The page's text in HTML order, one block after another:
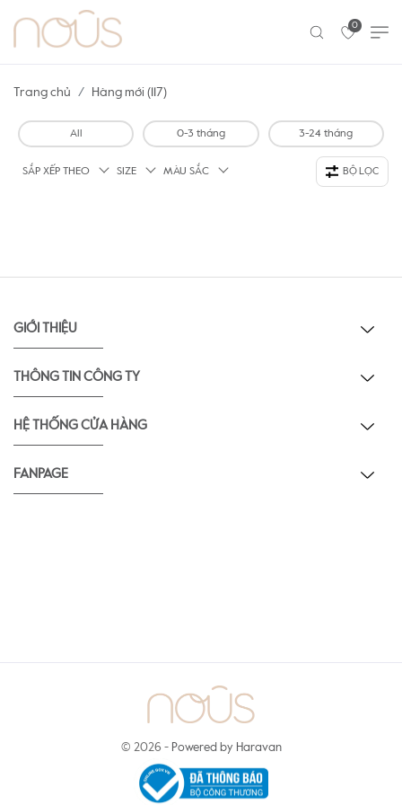
0
Trang chủ Hàng mới (117)
All 0-3 tháng 3-24 tháng
SẮP XẾP THEO SIZE MÀU SẮC BỘ LỌC
GIỚI THIỆU
THÔNG TIN CÔNG TY
HỆ THỐNG CỬA HÀNG
FANPAGE
© 2026 - Powered by Haravan